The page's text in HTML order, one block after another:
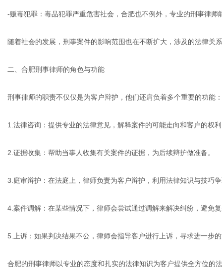
-贩毒犯罪：毒品犯罪严重危害社会，合肥也不例外，专业的刑事律师
随着社会的发展，刑事案件的影响范围也在不断扩大，涉及的法律关
二、合肥刑事律师的角色与功能
刑事律师的职责不仅仅是为客户辩护，他们还肩负着多个重要的功能：
1.法律咨询：提供专业的法律意见，解释案件的可能走向和客户的权
2.证据收集：帮助当事人收集有关案件的证据，为后续辩护做准备。
3.庭审辩护：在法庭上，律师负责为客户辩护，利用法律知识与技巧
4.案件调解：在某些情况下，律师会尝试通过调解来解决纠纷，避免
5.上诉：如果判决结果不公，律师会指导客户进行上诉，寻求进一步
合肥的刑事律师以专业的态度和扎实的法律知识为客户提供全方位的